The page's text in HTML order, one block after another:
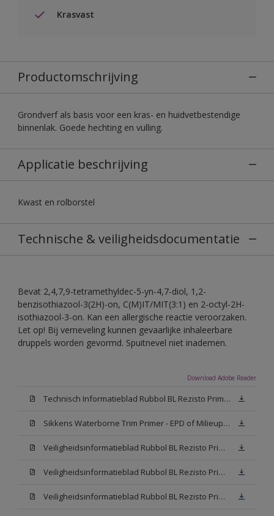
Krasvast
Productomschrijving
Grondverf als basis voor een kras- en huidvetbestendige
binnenlak. Goede hechting en vulling.
Applicatie beschrijving
Kwast en rolborstel
Technische & veiligheidsdocumentatie
Bevat 2,4,7,9-tetramethyldec-5-yn-4,7-diol, 1,2-
benzisothiazool-3(2H)-on, C(M)IT/MIT(3:1) en 2-octyl-2H-
isothiazool-3-on. Kan een allergische reactie veroorzaken.
Let op! Bij verneveling kunnen gevaarlijke inhaleerbare
druppels worden gevormd. Spuitnevel niet inademen.
Download Adobe Reader
Technisch Informatieblad Rubbol BL Rezisto Primer (New Livery) (PDF)
Sikkens Waterborne Trim Primer - EPD of Milieuproductverklaring
Veiligheidsinformatieblad Rubbol BL Rezisto Primer N00 (MSDS)
Veiligheidsinformatieblad Rubbol BL Rezisto Primer White (MSDS)
Veiligheidsinformatieblad Rubbol BL Rezisto Primer W05 (MSDS)